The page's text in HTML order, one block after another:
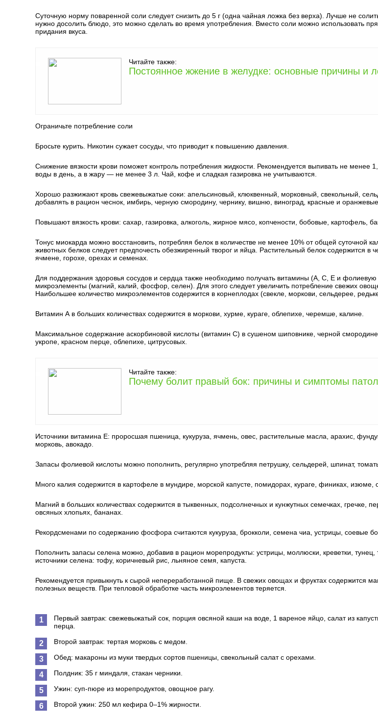
Суточную норму поваренной соли следует снизить до 5 г (одна чайная ложка без верха). Лучше не
нужно досолить блюдо, это можно сделать во время употребления. Вместо соли можно использовать
придания вкуса.
Читайте также:
Постоянное жжение в желудке: основные причины и
Ограничьте потребление соли
Бросьте курить. Никотин сужает сосуды, что приводит к повышению давления.
Снижение вязкости крови поможет контроль потребления жидкости. Рекомендуется выпивать не менее
воды в день, а в жару — не менее 3 л. Чай, кофе и сладкая газировка не учитываются.
Хорошо разжижают кровь свежевыжатые соки: апельсиновый, клюквенный, морковный, свекольный,
добавлять в рацион чеснок, имбирь, черную смородину, чернику, вишню, виноград, красные и
Повышают вязкость крови: сахар, газировка, алкоголь, жирное мясо, копчености, бобовые, картофель,
Тонус миокарда можно восстановить, потребляя белок в количестве не менее 10% от общей суточной
животных белков следует предпочесть обезжиренный творог и яйца. Растительный белок содержится в
ячмене, горохе, орехах и семенах.
Для поддержания здоровья сосудов и сердца также необходимо получать витамины (А, С, Е и фолиевую
микроэлементы (магний, калий, фосфор, селен). Для этого следует увеличить потребление свежих
Наибольшее количество микроэлементов содержится в корнеплодах (свекле, моркови, сельдерее,
Витамин А в больших количествах содержится в моркови, хурме, кураге, облепихе, черемше, калине.
Максимальное содержание аскорбиновой кислоты (витамин С) в сушеном шиповнике, черной
укропе, красном перце, облепихе, цитрусовых.
Читайте также:
Почему болит правый бок: причины и симптомы
Источники витамина Е: проросшая пшеница, кукуруза, ячмень, овес, растительные масла, арахис,
морковь, авокадо.
Запасы фолиевой кислоты можно пополнить, регулярно употребляя петрушку, сельдерей, шпинат,
Много калия содержится в картофеле в мундире, морской капусте, помидорах, кураге, финиках, изюме,
Магний в больших количествах содержится в тыквенных, подсолнечных и кунжутных семечках, гречке,
овсяных хлопьях, бананах.
Рекордсменами по содержанию фосфора считаются кукуруза, брокколи, семена чиа, устрицы, соевые
Пополнить запасы селена можно, добавив в рацион морепродукты: устрицы, моллюски, креветки, тунец,
источники селена: тофу, коричневый рис, льняное семя, капуста.
Рекомендуется привыкнуть к сырой непереработанной пище. В свежих овощах и фруктах содержится
полезных веществ. При тепловой обработке часть микроэлементов теряется.
Первый завтрак: свежевыжатый сок, порция овсяной каши на воде, 1 вареное яйцо, салат из
перца.
Второй завтрак: тертая морковь с медом.
Обед: макароны из муки твердых сортов пшеницы, свекольный салат с орехами.
Полдник: 35 г миндаля, стакан черники.
Ужин: суп-пюре из морепродуктов, овощное рагу.
Второй ужин: 250 мл кефира 0–1% жирности.